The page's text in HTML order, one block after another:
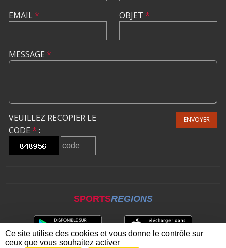
EMAIL* OBJET *
MESSAGE *
VEUILLEZ RECOPIER LE
CODE * :
ENVOYER
SPORTSREGIONS
Ce site utilise des cookies et vous donne le contrôle sur
ceux que vous souhaitez activer